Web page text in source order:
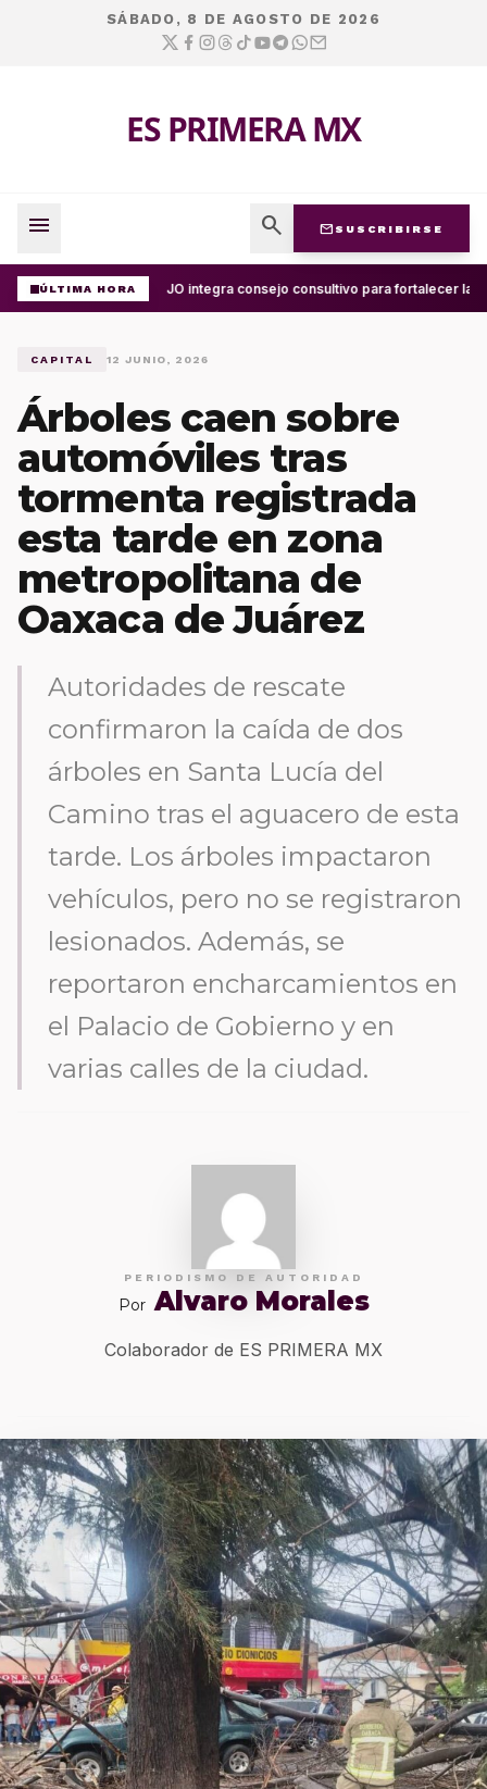
SÁBADO, 8 DE AGOSTO DE 2026
ES PRIMERA MX
menu search mail SUSCRIBIRSE
ÚLTIMA HORAUABJO integra consejo consultivo para fortalecer la
CAPITAL 12 JUNIO, 2026
Árboles caen sobre
automóviles tras
tormenta registrada
esta tarde en zona
metropolitana de
Oaxaca de Juárez
Autoridades de rescate
confirmaron la caída de dos
árboles en Santa Lucía del
Camino tras el aguacero de esta
tarde. Los árboles impactaron
vehículos, pero no se registraron
lesionados. Además, se
reportaron encharcamientos en
el Palacio de Gobierno y en
varias calles de la ciudad.
PERIODISMO DE AUTORIDAD
Por Alvaro Morales
Colaborador de ES PRIMERA MX